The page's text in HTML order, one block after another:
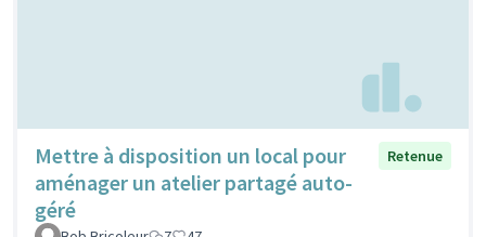
Mettre à disposition un local pour
aménager un atelier partagé auto-
géré
Retenue